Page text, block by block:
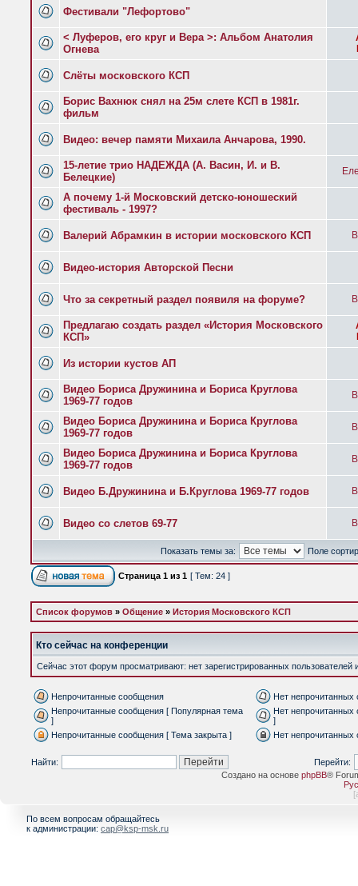
Фестивали "Лефортово"
< Луферов, его круг и Вера >: Альбом Анатолия
Огнева
Слёты московского КСП
Борис Вахнюк снял на 25м слете КСП в 1981г.
фильм
Видео: вечер памяти Михаила Анчарова, 1990.
15-летие трио НАДЕЖДА (А. Васин, И. и В.
Белецкие)
А почему 1-й Московский детско-юношеский
фестиваль - 1997?
Валерий Абрамкин в истории московского КСП
Видео-история Авторской Песни
Что за секретный раздел появиля на форуме?
Предлагаю создать раздел «История Московского
КСП»
Из истории кустов АП
Видео Бориса Дружинина и Бориса Круглова
1969-77 годов
Видео Бориса Дружинина и Бориса Круглова
1969-77 годов
Видео Бориса Дружинина и Бориса Круглова
1969-77 годов
Видео Б.Дружинина и Б.Круглова 1969-77 годов
Видео со слетов 69-77
Показать темы за: Поле
Страница 1 из 1 [ Тем: 24 ]
Список форумов » Общение » История Московского КСП
Кто сейчас на конференции
Сейчас этот форум просматривают: нет зарегистрированных пользователей
Непрочитанные сообщения
Нет непрочитанных
Непрочитанные сообщения [ Популярная тема
]
Нет
]
Непрочитанные сообщения [ Тема закрыта ]
Нет непрочитанных
Найти:
Перейти:
Создано на основе phpBB®
[
По всем вопросам обращайтесь
к администрации: cap@ksp-msk.ru